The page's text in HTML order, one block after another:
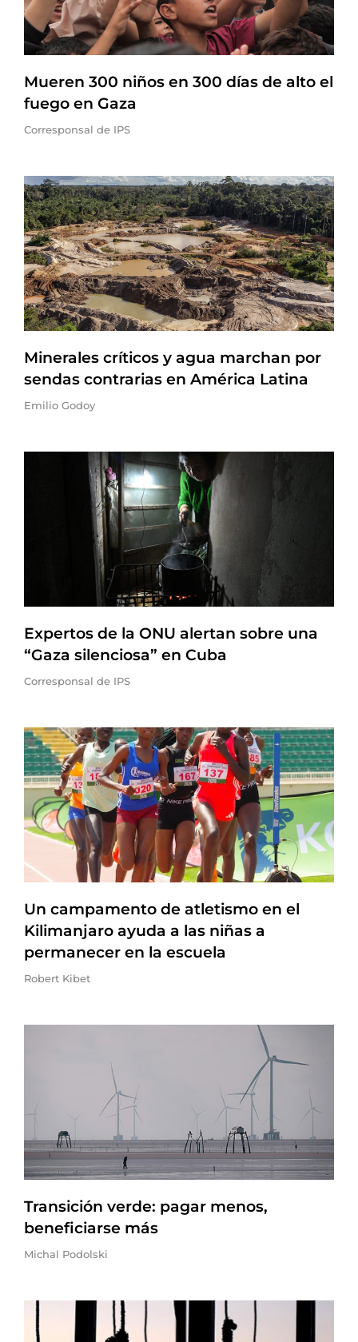
Mueren 300 niños en 300 días de alto el
fuego en Gaza
Corresponsal de IPS
Minerales críticos y agua marchan por
sendas contrarias en América Latina
Emilio Godoy
Expertos de la ONU alertan sobre una
“Gaza silenciosa” en Cuba
Corresponsal de IPS
Un campamento de atletismo en el
Kilimanjaro ayuda a las niñas a
permanecer en la escuela
Robert Kibet
Transición verde: pagar menos,
beneficiarse más
Michal Podolski